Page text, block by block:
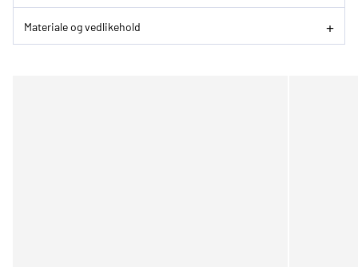
Materiale og vedlikehold